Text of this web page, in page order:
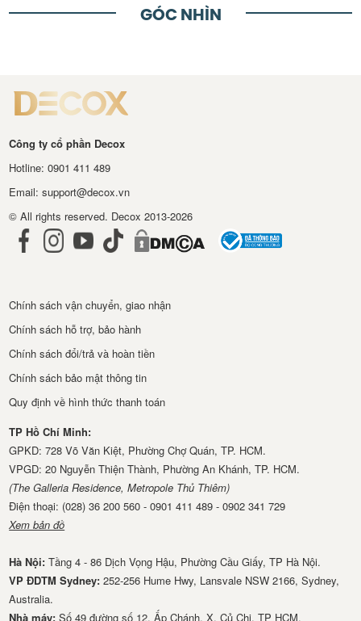
Khang
Khang
ước
khách
GÓC NHÌN
Công ty cổ phần Decox
Hotline: 0901 411 489
Email: support@decox.vn
© All rights reserved. Decox 2013-2026
Chính sách vận chuyển, giao nhận
Chính sách hỗ trợ, bảo hành
Chính sách đổi/trả và hoàn tiền
Chính sách bảo mật thông tin
Quy định về hình thức thanh toán
TP Hồ Chí Minh:
GPKD: 728 Võ Văn Kiệt, Phường Chợ Quán, TP. HCM.
VPGD: 20 Nguyễn Thiện Thành, Phường An Khánh, TP. HCM.
(The Galleria Residence, Metropole Thủ Thiêm)
Điện thoại: (028) 36 200 560 - 0901 411 489 - 0902 341 729
Xem bản đồ
Hà Nội:Tầng 4 - 86 Dịch Vọng Hậu, Phường Cầu Giấy, TP Hà Nội.
VP ĐDTM Sydney: 252-256 Hume Hwy, Lansvale NSW 2166, Sydney,
Australia.
Nhà má​y: Số 49 đường số 12, Ấp Chánh, X. Củ Chi, TP HCM.